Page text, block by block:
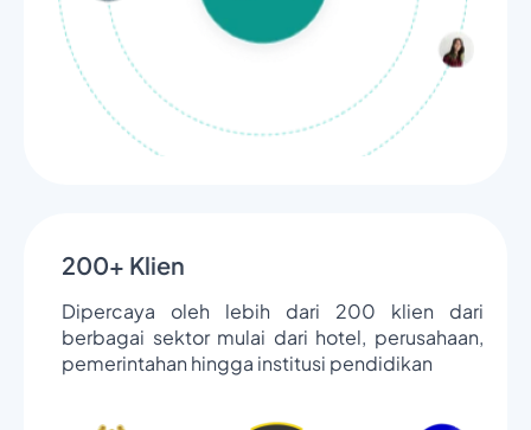
200+ Klien
Dipercaya oleh lebih dari 200 klien dari
berbagai sektor mulai dari hotel, perusahaan,
pemerintahan hingga institusi pendidikan